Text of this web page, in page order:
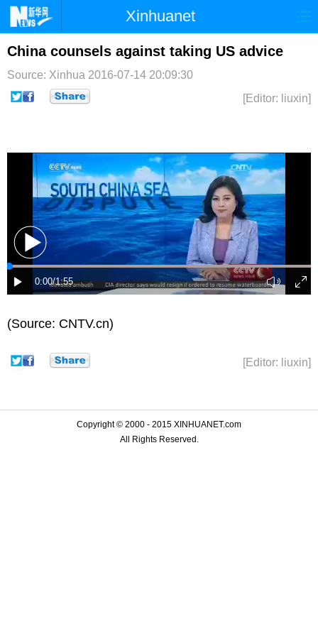
Xinhuanet
首页 时政 国际 港澳
台湾 财经 法治
纪检 军事
博客
China counsels against taking US advice
Source: Xinhua 2016-07-14 20:09:30
[Editor: liuxin]
(Source: CNTV.cn)
[Editor: liuxin]
Copyright © 2000 - 2015 XINHUANET.com
All Rights Reserved.